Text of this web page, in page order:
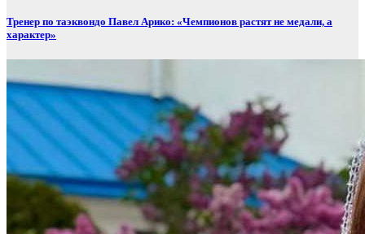
Тренер по таэквондо Павел Арико: «Чемпионов растят не медали, а
характер»